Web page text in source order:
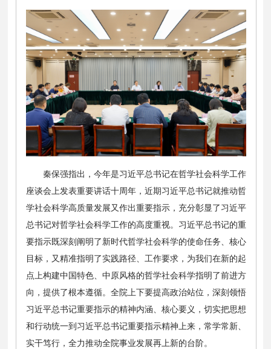
秦保强指出，今年是习近平总书记在哲学社会科学工作
座谈会上发表重要讲话十周年，近期习近平总书记就推动哲
学社会科学高质量发展又作出重要指示，充分彰显了习近平
总书记对哲学社会科学工作的高度重视。习近平总书记的重
要指示既深刻阐明了新时代哲学社会科学的使命任务、核心
目标，又精准指明了实践路径、工作要求，为我们在新的起
点上构建中国特色、中原风格的哲学社会科学指明了前进方
向，提供了根本遵循。全院上下要提高政治站位，深刻领悟
习近平总书记重要指示的精神内涵、核心要义，切实把思想
和行动统一到习近平总书记重要指示精神上来，常学常新、
实干笃行，全力推动全院事业发展再上新的台阶。